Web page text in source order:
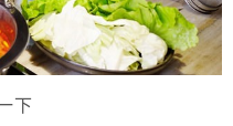
下